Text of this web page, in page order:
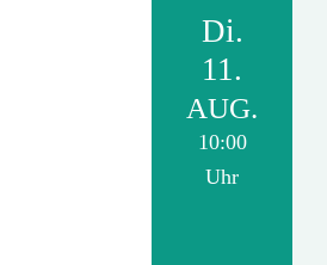
Di.
11.
AUG.
10:00
Uhr